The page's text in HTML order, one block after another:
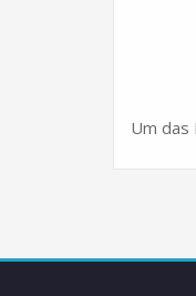
Um das